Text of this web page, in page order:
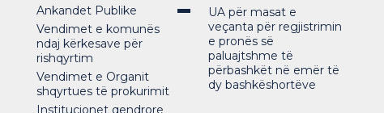
Ankandet Publike
Vendimet e komunës
ndaj kërkesave për
rishqyrtim
Vendimet e Organit
shqyrtues të prokurimit
Institucionet qendrore
UA për masat e
veçanta për regjistrimin
e pronës së
paluajtshme të
përbashkët në emër të
dy bashkëshortëve